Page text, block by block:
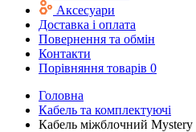
Аксесуари
Доставка і оплата
Повернення та обмін
Контакти
Порівняння товарів 0
Головна
Кабель та комплектуючі
Кабель міжблочний